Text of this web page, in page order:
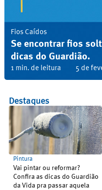
Fios Caídos
Se encontrar fios
dicas do Guardião.
1 min. de leitura 5 de
Destaques
Pintura
Vai pintar ou reformar?
Confira as dicas do Guardião
da Vida pra passar aquela